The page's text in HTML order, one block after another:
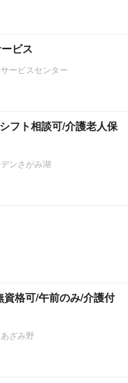
ビス
ービスセンター
フト相談可/介護老人保
ンさがみ湖
資格可/午前のみ/介護付
ざみ野